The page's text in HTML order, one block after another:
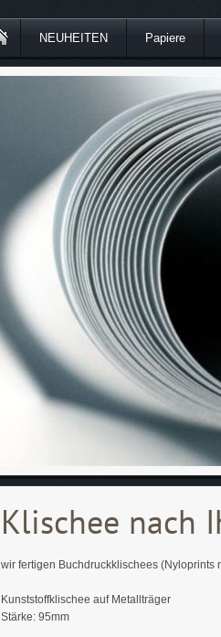
NEUHEITEN Papiere
Klischee nach
wir fertigen Buchdruckklischees (Nyloprints
Kunststoffklischee auf Metallträger
Stärke: 95mm